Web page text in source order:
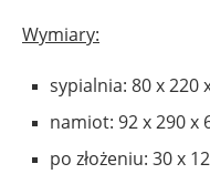
Wymiary:
sypialnia: 80 x 220
namiot: 92 x 290 x
po złożeniu: 30 x